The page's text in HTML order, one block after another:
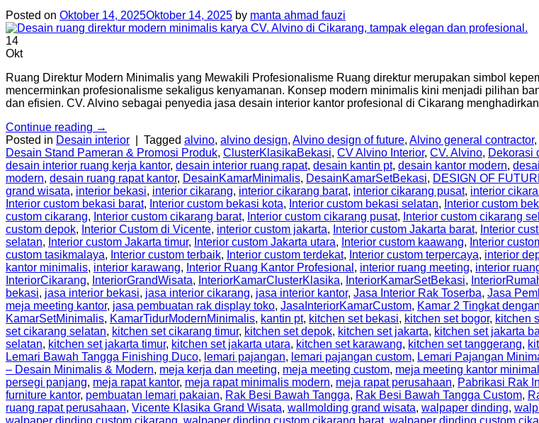
Posted on Oktober 14, 2025Oktober 14, 2025 by manta ahmad fauzi
14
Okt
Ruang Direktur Modern Minimalis yang Mewakili Profesionalisme Ruang direktur merupakan simbol
mencerminkan profesionalisme sekaligus kenyamanan. Konsep modern minimalis kini menjadi pilihan
dan efisien. CV. Alvino sebagai penyedia jasa desain interior kantor profesional di Cikarang
Continue reading →
Posted in Desain interior Tagged alvino, alvino design, Alvino design of future, Alvino general contractor,
Desain Stand Pameran & Promosi Produk, ClusterKlasikaBekasi, CV Alvino Interior, CV. Alvino, Dekorasi
desain interior ruang kerja kantor, desain interior ruang rapat, desain kantin pt, desain kantor modern,
modern, desain ruang rapat kantor, DesainKamarMinimalis, DesainKamarSetBekasi, DESIGN OF
grand wisata, interior bekasi, interior cikarang, interior cikarang barat, interior cikarang pusat, interior
Interior custom bekasi barat, Interior custom bekasi kota, Interior custom bekasi selatan, Interior custom
custom cikarang, Interior custom cikarang barat, Interior custom cikarang pusat, Interior custom cikarang
custom depok, Interior Custom di Vicente, interior custom jakarta, Interior custom Jakarta barat, Interior
selatan, Interior custom Jakarta timur, Interior custom Jakarta utara, Interior custom kaawang, Interior
custom tasikmalaya, Interior custom terbaik, Interior custom terdekat, Interior custom terpercaya, interior
kantor minimalis, interior karawang, Interior Ruang Kantor Profesional , interior ruang meeting, interior
InteriorCikarang, InteriorGrandWisata, InteriorKamarClusterKlasika, InteriorKamarSetBekasi,
bekasi, jasa interior bekasi, jasa interior cikarang, jasa interior kantor, Jasa Interior Rak Toserba, Jasa
meja meeting kantor, jasa pembuatan rak display toko, JasaInteriorKamarCustom, Kamar 2 Tingkat
KamarSetMinimalis, KamarTidurModernMinimalis, kantin pt, kitchen set bekasi, kitchen set bogor, kitchen
set cikarang selatan, kitchen set cikarang timur, kitchen set depok, kitchen set jakarta, kitchen set jakarta
selatan, kitchen set jakarta timur, kitchen set jakarta utara, kitchen set karawang, kitchen set tanggerang,
Lemari Bawah Tangga Finishing Duco, lemari pajangan, lemari pajangan custom, Lemari Pajangan
– Desain Minimalis & Modern, meja kerja dan meeting, meja meeting custom, meja meeting kantor
persegi panjang, meja rapat kantor, meja rapat minimalis modern, meja rapat perusahaan, Pabrikasi Rak
furniture kantor, pembuatan lemari pakaian, Rak Besi Bawah Tangga, Rak Besi Bawah Tangga Custom,
ruang rapat perusahaan, Vicente Klasika Grand Wisata, wallmolding grand wisata, walpaper dinding,